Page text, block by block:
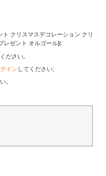
ト クリスマスデコレーション クリ
レゼント オルゴール):
ださい。
イン してください;
。